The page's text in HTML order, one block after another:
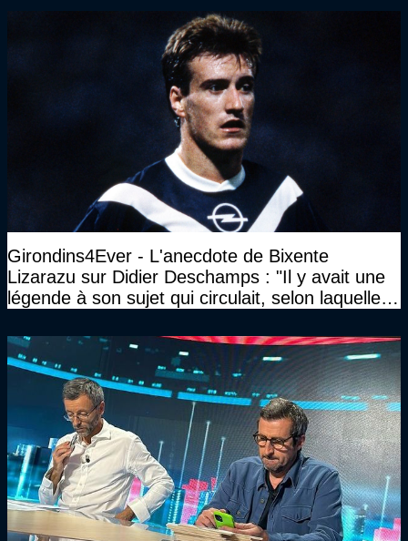
Girondins4Ever - L'anecdote de Bixente
Lizarazu sur Didier Deschamps : "Il y avait une
légende à son sujet qui circulait, selon laquelle il